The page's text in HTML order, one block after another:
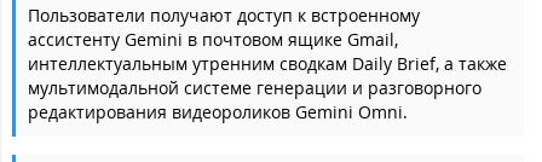
Пользователи получают доступ к встроенному
ассистенту Gemini в почтовом ящике Gmail,
интеллектуальным утренним сводкам Daily Brief, а также
мультимодальной системе генерации и разговорного
редактирования видеороликов Gemini Omni.